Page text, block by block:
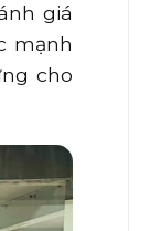
giá
mạnh
cho